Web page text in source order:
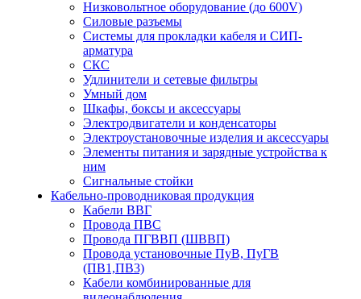
Низковольтное оборудование (до 600V)
Силовые разъемы
Системы для прокладки кабеля и СИП-
арматура
СКС
Удлинители и сетевые фильтры
Умный дом
Шкафы, боксы и аксессуары
Электродвигатели и конденсаторы
Электроустановочные изделия и аксессуары
Элементы питания и зарядные устройства к
ним
Сигнальные стойки
Кабельно-проводниковая продукция
Кабели ВВГ
Провода ПВС
Провода ПГВВП (ШВВП)
Провода установочные ПуВ, ПуГВ
(ПВ1,ПВ3)
Кабели комбинированные для